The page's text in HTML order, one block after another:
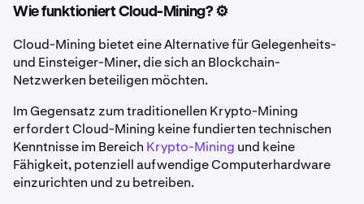
Wie funktioniert Cloud-Mining? ⚙️
Cloud-Mining bietet eine Alternative für Gelegenheits-
und Einsteiger-Miner, die sich an Blockchain-
Netzwerken beteiligen möchten.
Im Gegensatz zum traditionellen Krypto-Mining
erfordert Cloud-Mining keine fundierten technischen
Kenntnisse im Bereich Krypto-Mining und keine
Fähigkeit, potenziell aufwendige Computerhardware
einzurichten und zu betreiben.